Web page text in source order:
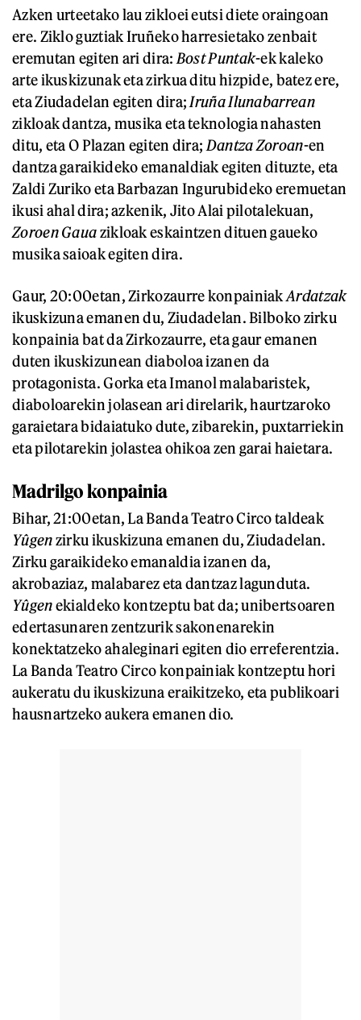
Azken urteetako lau zikloei eutsi diete oraingoan
ere. Ziklo guztiak Iruñeko harresietako zenbait
eremutan egiten ari dira: Bost Puntak-ek kaleko
arte ikuskizunak eta zirkua ditu hizpide, batez ere,
eta Ziudadelan egiten dira; Iruña Ilunabarrean
zikloak dantza, musika eta teknologia nahasten
ditu, eta O Plazan egiten dira; Dantza Zoroan-en
dantza garaikideko emanaldiak egiten dituzte, eta
Zaldi Zuriko eta Barbazan Ingurubideko eremuetan
ikusi ahal dira; azkenik, Jito Alai pilotalekuan,
Zoroen Gauazikloak eskaintzen dituen gaueko
musika saioak egiten dira.
Gaur, 20:00etan, Zirkozaurre konpainiakArdatzak
ikuskizuna emanen du, Ziudadelan. Bilboko zirku
konpainia bat da Zirkozaurre, eta gaur emanen
duten ikuskizunean diaboloa izanen da
protagonista. Gorka eta Imanol malabaristek,
diaboloarekin jolasean ari direlarik, haurtzaroko
garaietara bidaiatuko dute, zibarekin, puxtarriekin
eta pilotarekin jolastea ohikoa zen garai haietara.
Madrilgo konpainia
Bihar, 21:00etan, La Banda Teatro Circo taldeak
Yûgenzirku ikuskizuna emanen du, Ziudadelan.
Zirku garaikideko emanaldia izanen da,
akrobaziaz, malabarez eta dantzaz lagunduta.
Yûgenekialdeko kontzeptu bat da; unibertsoaren
edertasunaren zentzurik sakonenarekin
konektatzeko ahaleginari egiten dio erreferentzia.
La Banda Teatro Circo konpainiak kontzeptu hori
aukeratu du ikuskizuna eraikitzeko, eta publikoari
hausnartzeko aukera emanen dio.